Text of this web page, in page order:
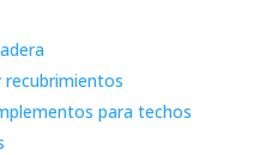
recubrimientos
para techos